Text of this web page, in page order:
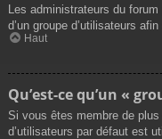
Les administrateurs du
d’un groupe d’utilisateurs
Haut
Qu’est-ce qu’un «
Si vous êtes membre de plus
d’utilisateurs par défaut est